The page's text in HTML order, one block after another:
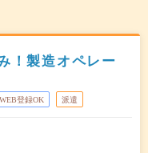
！製造オペレー
WEB登録OK 派遣